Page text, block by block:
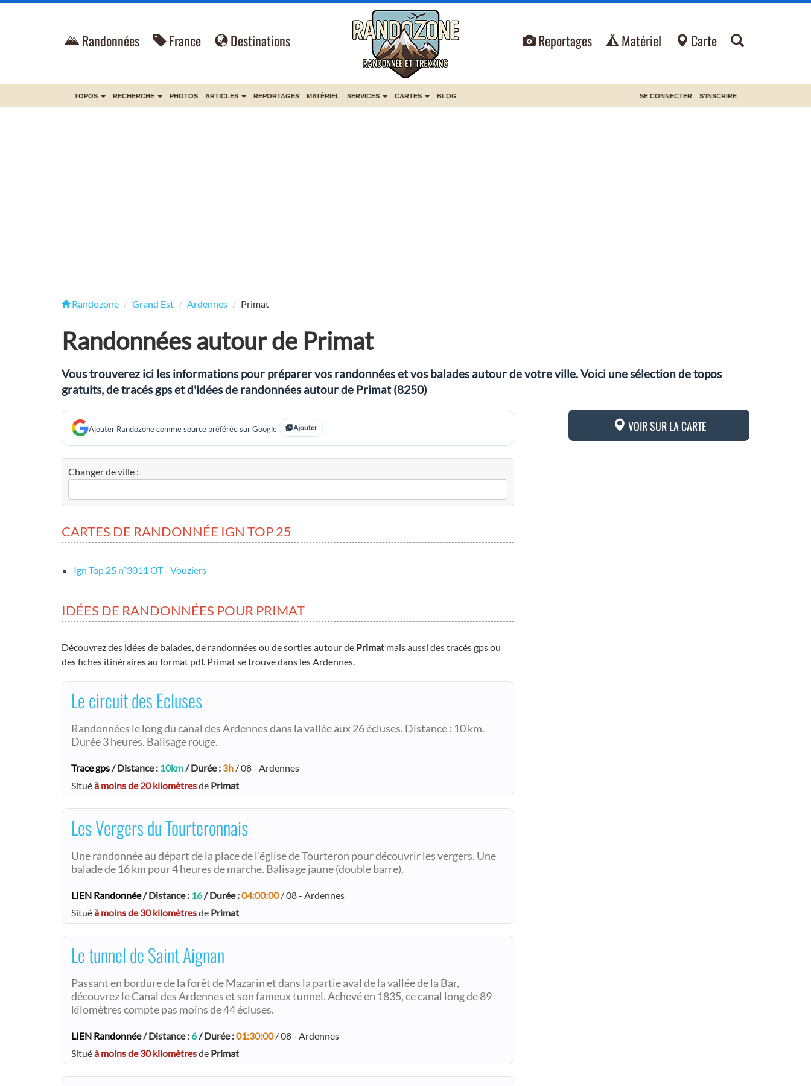
Randonnées France Destinations Reportages Matériel Carte
TOPOS RECHERCHE PHOTOS ARTICLES REPORTAGES MATÉRIEL SERVICES CARTES BLOG SE CONNECTER S'INSCRIRE
Randozone Grand Est Ardennes Primat
Randonnées autour de Primat
Vous trouverez ici les informations pour préparer vos randonnées et vos balades autour de votre ville. Voici une sélection de topos
gratuits, de tracés gps et d'idées de randonnées autour de Primat (8250)
Ajouter Randozone comme source préférée sur Google Ajouter
Changer de ville :
CARTES DE RANDONNÉE IGN TOP 25
Ign Top 25 nº3011 OT - Vouziers
IDÉES DE RANDONNÉES POUR PRIMAT
Découvrez des idées de balades, de randonnées ou de sorties autour de Primat mais aussi des tracés gps ou
des fiches itinéraires au format pdf. Primat se trouve dans les Ardennes.
Le circuit des Ecluses
Randonnées le long du canal des Ardennes dans la vallée aux 26 écluses. Distance : 10 km.
Durée 3 heures. Balisage rouge.
Trace gps/ Distance : 10km/ Durée : 3h / 08 - Ardennes
Situéà moins de 20 kilomètresde Primat
Les Vergers du Tourteronnais
Une randonnée au départ de la place de l'église de Tourteron pour découvrir les vergers. Une
balade de 16 km pour 4 heures de marche. Balisage jaune (double barre).
LIEN Randonnée/ Distance : 16/ Durée :04:00:00/ 08 - Ardennes
Situéà moins de 30 kilomètresde Primat
Le tunnel de Saint Aignan
Passant en bordure de la forêt de Mazarin et dans la partie aval de la vallée de la Bar,
découvrez le Canal des Ardennes et son fameux tunnel. Achevé en 1835, ce canal long de 89
kilomètres compte pas moins de 44 écluses.
LIEN Randonnée/ Distance : 6/ Durée :01:30:00/ 08 - Ardennes
Situéà moins de 30 kilomètresde Primat
VOIR SUR LA CARTE